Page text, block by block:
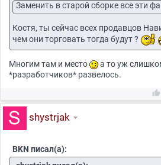
Заменить в старой сборке все эти
Костя, ты сейчас всех продавцов
чем они торговать тогда будут ?
Многим там и место
а то уж
*разработчиков* развелось.

shystrjak
BKN писал(а):